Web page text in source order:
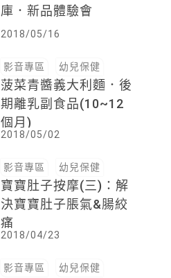
庫．新品體驗會
2018/05/16
影音專區 幼兒保健
菠菜青醬義大利麵．後
期離乳副食品(10~12
個月)
2018/05/02
影音專區 幼兒保健
寶寶肚子按摩(三)：解
決寶寶肚子脹氣&腸絞
痛
2018/04/23
影音專區 幼兒保健